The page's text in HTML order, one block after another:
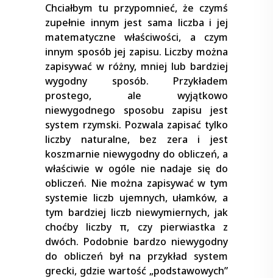
Chciałbym tu przypomnieć, że czymś
zupełnie innym jest sama liczba i jej
matematyczne właściwości, a czym
innym sposób jej zapisu. Liczby można
zapisywać w różny, mniej lub bardziej
wygodny sposób. Przykładem
prostego, ale wyjątkowo
niewygodnego sposobu zapisu jest
system rzymski. Pozwala zapisać tylko
liczby naturalne, bez zera i jest
koszmarnie niewygodny do obliczeń, a
właściwie w ogóle nie nadaje się do
obliczeń. Nie można zapisywać w tym
systemie liczb ujemnych, ułamków, a
tym bardziej liczb niewymiernych, jak
choćby liczby π, czy pierwiastka z
dwóch. Podobnie bardzo niewygodny
do obliczeń był na przykład system
grecki, gdzie wartość „podstawowych”